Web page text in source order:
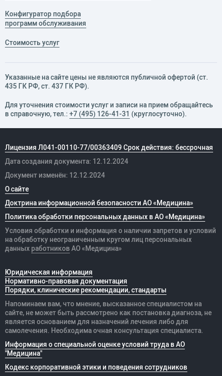
Конфигуратор подбора
программ обслуживания
Стоимость услуг
Указанные на сайте цены не являются публичной офертой (ст.
435 ГК РФ, cт. 437 ГК РФ).
Для уточнения стоимости услуг и записи на прием обращайтесь
в справочную, тел.: +7 (495) 126-41-31 (круглосуточно).
Лицензия Л041-00110-77/00363409 Срок действия: бессрочная
Дата создания документа: 12.12.2024
Документ изменён: 12.12.2024
О сайте
Доктрина информационной безопасности АО «Медицина»
Политика обработки персональных данных в АО «Медицина»
Условия обработки и информация о наличии запретов и условий
на обработку неограниченным кругом лиц персональных
данных работников АО «Медицина»
Юридическая информация
Нормативно-правовая документация
Порядки, клинические рекомендации, стандарты
Напоминаем вам, что мнение, высказанное специалистом на
сайте, не может быть рассмотрено как постановка диагноза, не
является основанием для назначений лечения либо для
самолечения. Необходима очная консультация специалиста.
Информация о специальной оценке условий труда в АО
"Медицина"
Кодекс корпоративной этики и поведения сотрудников